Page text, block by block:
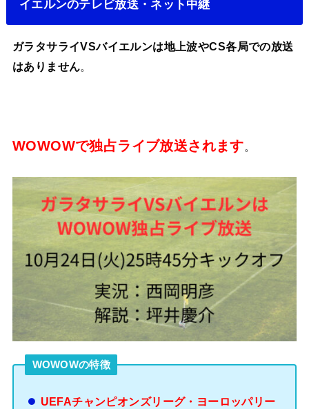
イエルンのテレビ放送・ネット中継
ガラタサライVSバイエルンは地上波やCS各局での放送
はありません。
WOWOWで独占ライブ放送されます。
WOWOWの特徴
UEFAチャンピオンズリーグ・ヨーロッパリー